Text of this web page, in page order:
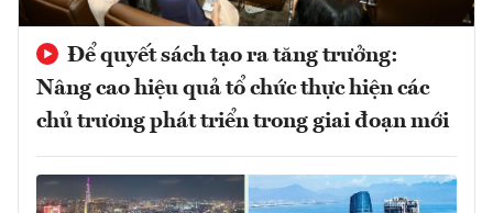
Để quyết sách tạo ra tăng trưởng:
Nâng cao hiệu quả tổ chức thực hiện các
chủ trương phát triển trong giai đoạn mới